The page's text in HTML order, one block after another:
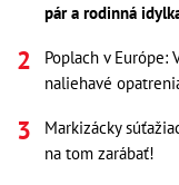
pár a rodinná
Poplach v Európe:
naliehavé
Markizácky
na tom zarábať!